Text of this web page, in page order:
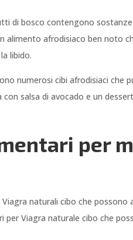
di bosco contengono
afrodisiaco ben noto
libido.
numerosi cibi afrodisiaci che
salsa di avocado e un
per
naturali cibo che possono
Viagra naturale cibo che